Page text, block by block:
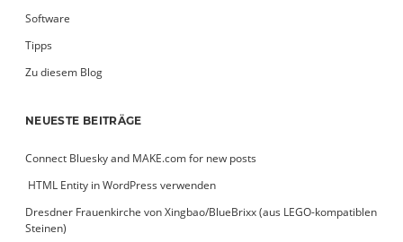
Software
Tipps
Zu diesem Blog
NEUESTE BEITRÄGE
Connect Bluesky and MAKE.com for new posts
­ HTML Entity in WordPress verwenden
Dresdner Frauenkirche von Xingbao/BlueBrixx (aus LEGO-kompatiblen
Steinen)